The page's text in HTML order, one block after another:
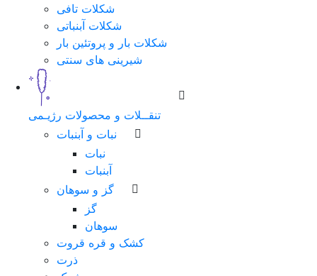
شکلات تافی
شکلات آبنباتی
شکلات بار و پروتئین بار
شیرینی های سنتی
تنقــلات و محصولات رژیـمی
نبات و آبنبات
نبات
آبنبات
گز و سوهان
گز
سوهان
کشک و قره قروت
ذرت